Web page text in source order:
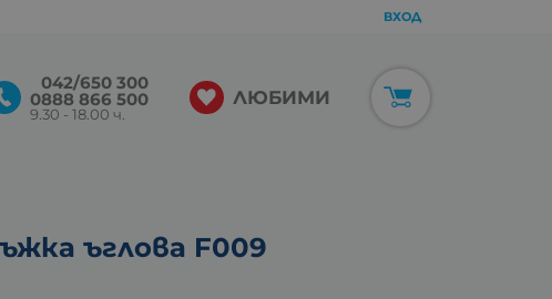
ВХОД
042/650 300
0888 866 500
9.30 - 18.00 ч.
ЛЮБИМИ
ъглова F009